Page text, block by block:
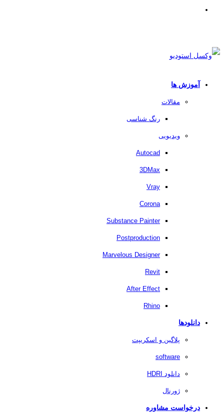
آموزش ها
مقالات
رنگ شناسی
ویدیویی
Autocad
3DMax
Vray
Corona
Substance Painter
Postproduction
Marvelous Designer
Revit
After Effect
Rhino
دانلودها
پلاگین و اسکریپت
software
دانلود HDRI
ژورنال
درخواست مشاوره